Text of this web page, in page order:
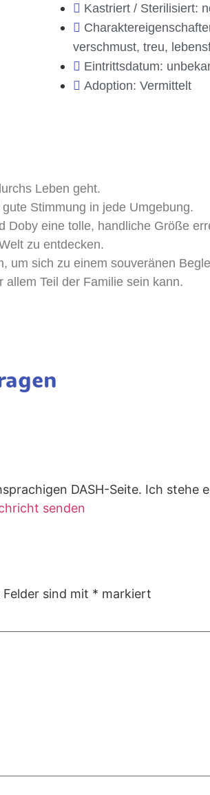
Kastriert / Sterilisiert:
verschmust, treu,
Eintrittsdatum:
Adoption: Vermittelt
Leben geht.
Stimmung in jede Umgebung.
eine tolle, handliche Größe
zu entdecken.
um sich zu einem souveränen
Teil der Familie sein kann.
DASH-Seite. Ich stehe
senden
sind mit * markiert